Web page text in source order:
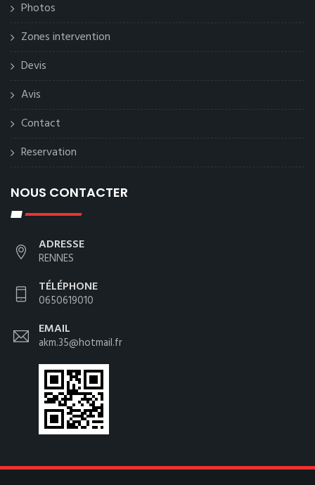
Photos
Zones intervention
Devis
Avis
Contact
Reservation
NOUS CONTACTER
ADRESSE
RENNES
TÉLÉPHONE
0650619010
EMAIL
akm.35@hotmail.fr